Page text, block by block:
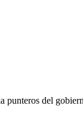
punteros del